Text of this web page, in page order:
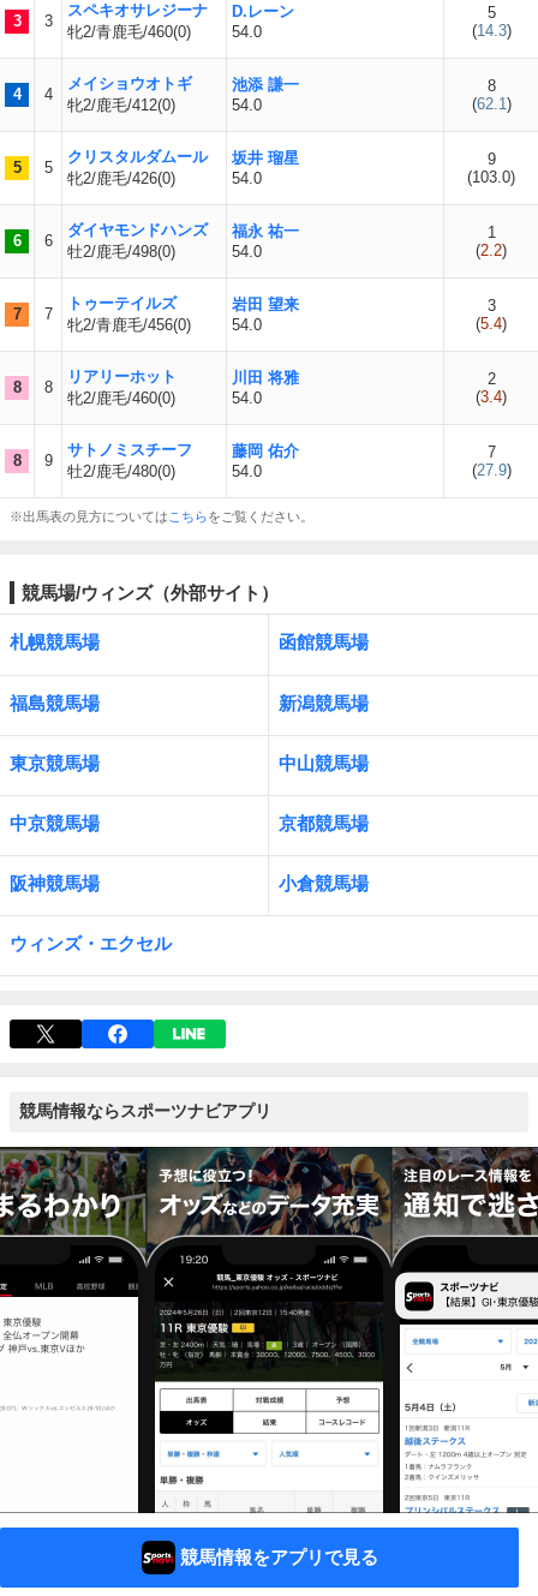
3 3
スペキオサレジーナ
牝2/青鹿毛/460(0)
D.レーン
54.0
5
(14.3)
4 4
メイショウオトギ
牝2/鹿毛/412(0)
池添 謙一
54.0
8
(62.1)
5 5
クリスタルダムール
牝2/鹿毛/426(0)
坂井 瑠星
54.0
9
(103.0)
6 6
ダイヤモンドハンズ
牡2/鹿毛/498(0)
福永 祐一
54.0
1
(2.2)
7 7
トゥーテイルズ
牝2/青鹿毛/456(0)
岩田 望来
54.0
3
(5.4)
8 8
リアリーホット
牝2/鹿毛/460(0)
川田 将雅
54.0
2
(3.4)
8 9
サトノミスチーフ
牡2/鹿毛/480(0)
藤岡 佑介
54.0
7
(27.9)
※出馬表の見方については こちらをご覧ください。
競馬場/ウィンズ（外部サイト）
札幌競馬場 函館競馬場
福島競馬場 新潟競馬場
東京競馬場 中山競馬場
中京競馬場 京都競馬場
阪神競馬場 小倉競馬場
ウィンズ・エクセル
競馬情報ならスポーツナビアプリ
競馬情報をアプリで見る